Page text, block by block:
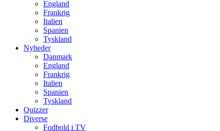
England
Frankrig
Italien
Spanien
Tyskland
Nyheder
Danmark
England
Frankrig
Italien
Spanien
Tyskland
Quizzer
Diverse
Fodbold i TV